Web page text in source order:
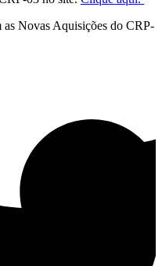
Novas Aquisições do CRP-